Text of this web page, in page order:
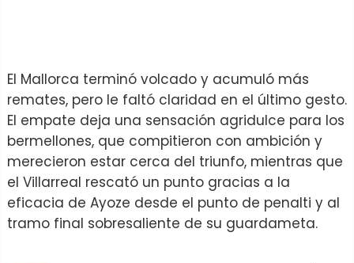
El Mallorca terminó volcado y acumuló más
remates, pero le faltó claridad en el último gesto.
El empate deja una sensación agridulce para los
bermellones, que compitieron con ambición y
merecieron estar cerca del triunfo, mientras que
el Villarreal rescató un punto gracias a la
eficacia de Ayoze desde el punto de penalti y al
tramo final sobresaliente de su guardameta.